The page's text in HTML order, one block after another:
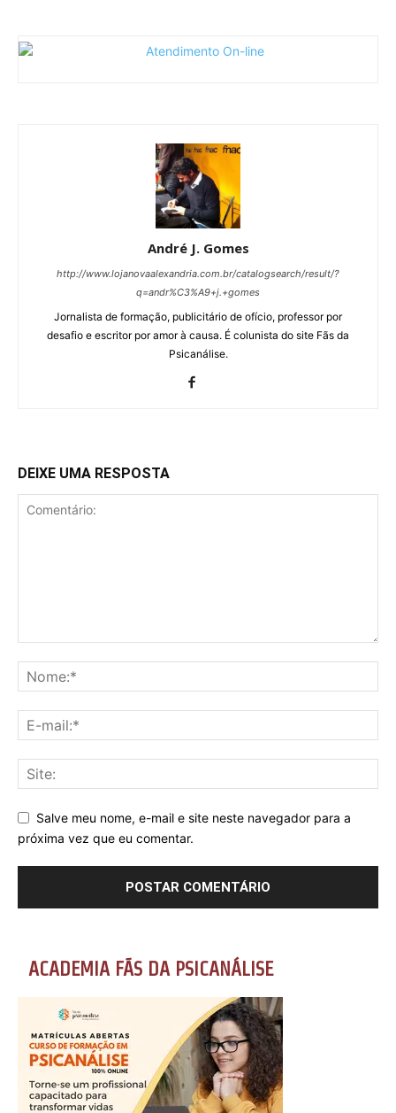
André J. Gomes
http://www.lojanovaalexandria.com.br/catalogsearch/result/?
q=andr%C3%A9+j.+gomes
Jornalista de formação, publicitário de ofício, professor por
desafio e escritor por amor à causa. É colunista do site Fãs da
Psicanálise.
DEIXE UMA RESPOSTA
Salve meu nome, e-mail e site neste navegador para a
próxima vez que eu comentar.
ACADEMIA FÃS DA PSICANÁLISE